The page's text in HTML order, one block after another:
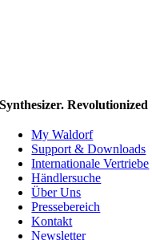
Synthesizer. Revolutionized
My Waldorf
Support & Downloads
Internationale Vertriebe
Händlersuche
Über Uns
Pressebereich
Kontakt
Newsletter